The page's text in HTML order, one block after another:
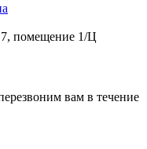
помещение 1/Ц
вам в течение